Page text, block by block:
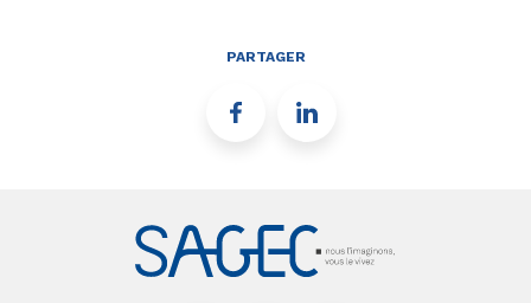
PARTAGER